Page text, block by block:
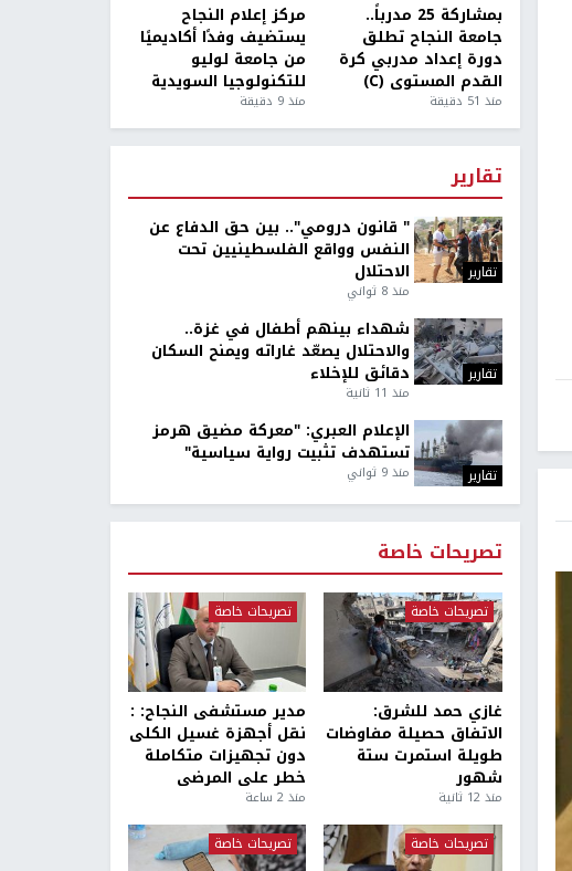
بمشاركة 25 مدرباً..
جامعة النجاح تطلق
دورة إعداد مدربي كرة
القدم المستوى (C)
منذ 51 دقيقة
مركز إعلام النجاح
يستضيف وفدًا أكاديميًا
من جامعة لوليو
للتكنولوجيا السويدية
منذ 9 دقيقة
تقارير
تقارير
" قانون درومي".. بين حق الدفاع عن
النفس وواقع الفلسطينيين تحت
الاحتلال
منذ 8 ثواني
تقارير
شهداء بينهم أطفال في غزة..
والاحتلال يصعّد غاراته ويمنح السكان
دقائق للإخلاء
منذ 11 ثانية
تقارير
الإعلام العبري: "معركة مضيق هرمز
تستهدف تثبيت رواية سياسية"
منذ 9 ثواني
تصريحات خاصة
تصريحات خاصة
غازي حمد للشرق:
الاتفاق حصيلة مفاوضات
طويلة استمرت ستة
شهور
منذ 12 ثانية
تصريحات خاصة
مدير مستشفى النجاح: :
نقل أجهزة غسيل الكلى
دون تجهيزات متكاملة
خطر على المرضى
منذ 2 ساعة
تصريحات خاصة تصريحات خاصة